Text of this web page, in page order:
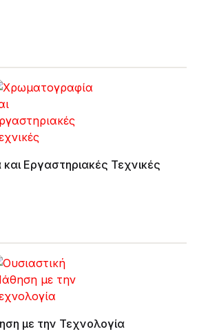
Χρωματογραφία και Εργαστηριακές Τεχνικές
με την Τεχνολογία